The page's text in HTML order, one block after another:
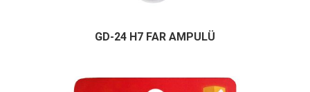
GD-24 H7 FAR AMPULÜ